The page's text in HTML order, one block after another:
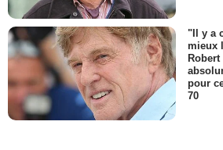
"Il y a
mieux
pour
70